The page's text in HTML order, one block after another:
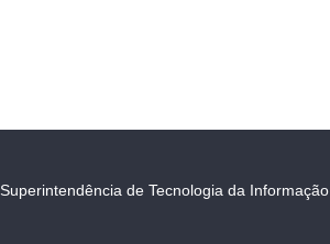
Superintendência de Tecnologia da Informação